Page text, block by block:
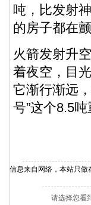
吨，比发射
的房子都在
火箭发射升
着夜空，目
它渐行渐远
号”这个8.5吨
信息来自网络，本站只做
请选择您看